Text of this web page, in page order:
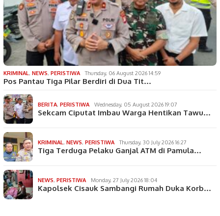
KRIMINAL, NEWS, PERISTIWA Thursday, 06 August 2026 14:59
Pos Pantau Tiga Pilar Berdiri di Dua Tit…
BERITA, PERISTIWA Wednesday, 05 August 2026 19:07
Sekcam Ciputat Imbau Warga Hentikan Tawu…
KRIMINAL, NEWS, PERISTIWA Thursday, 30 July 2026 16:27
Tiga Terduga Pelaku Ganjal ATM di Pamula…
NEWS, PERISTIWA Monday, 27 July 2026 18:04
Kapolsek Cisauk Sambangi Rumah Duka Korb…